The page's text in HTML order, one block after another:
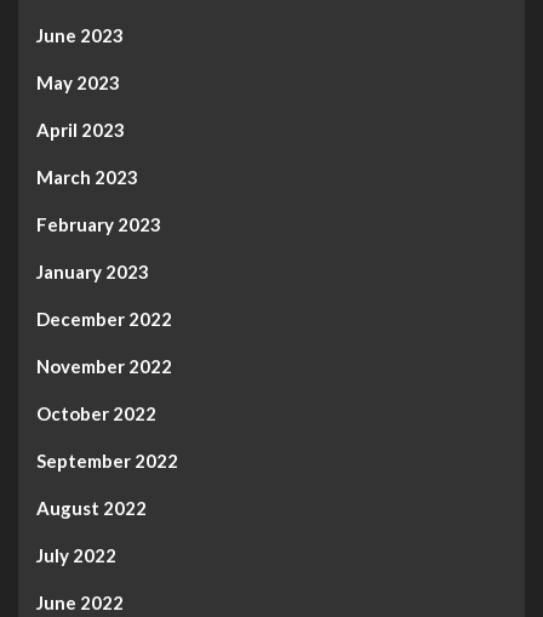
June 2023
May 2023
April 2023
March 2023
February 2023
January 2023
December 2022
November 2022
October 2022
September 2022
August 2022
July 2022
June 2022